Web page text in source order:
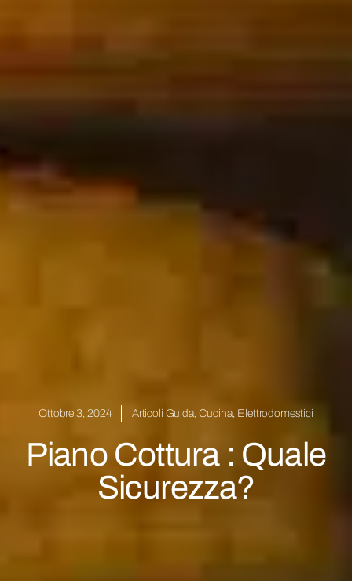
Ottobre 3, 2024 Articoli Guida,Cucina, Elettrodomestici
Piano Cottura : Quale
Sicurezza?